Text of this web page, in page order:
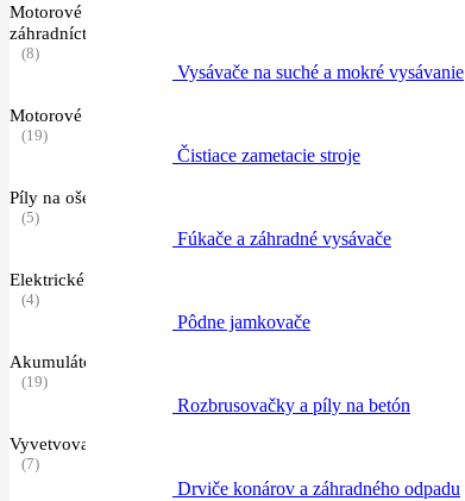
Vysávače na suché a mokré vysávanie
Čistiace zametacie stroje
Fúkače a záhradné vysávače
Pôdne jamkovače
Rozbrusovačky a píly na betón
Drviče konárov a záhradného odpadu
Motorové píly pre poľnohospodárstvo a
záhradníctvo
(8)
Motorové píly pre lesníctvo
(19)
Píly na ošetrovanie stromov
(5)
Elektrické píly
(4)
Akumulátorové píly
(19)
Vyvetvovacie píly
(7)